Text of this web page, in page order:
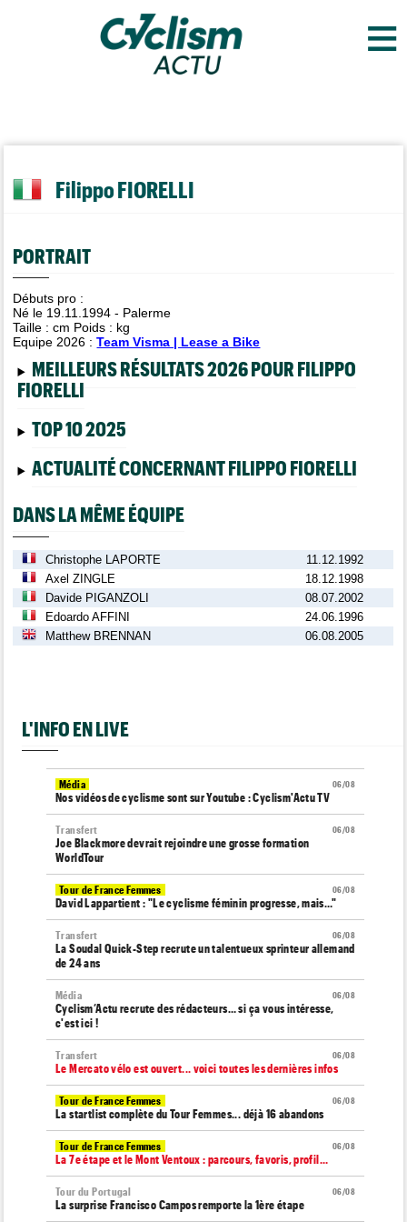
≡
Filippo FIORELLI
PORTRAIT
Débuts pro :
Né le 19.11.1994 - Palerme
Taille :cm Poids : kg
Equipe 2026 :Team Visma | Lease a Bike
MEILLEURS RÉSULTATS 2026 POUR FILIPPO
FIORELLI
TOP 10 2025
ACTUALITÉ CONCERNANT FILIPPO FIORELLI
DANS LA MÊME ÉQUIPE
Christophe LAPORTE
11.12.1992
Axel ZINGLE
18.12.1998
Davide PIGANZOLI
08.07.2002
Edoardo AFFINI
24.06.1996
Matthew BRENNAN
06.08.2005
L'INFO EN LIVE
06/08
Média
Nos vidéos de cyclisme sont sur Youtube : Cyclism'Actu TV
06/08
Transfert
Joe Blackmore devrait rejoindre une grosse formation
WorldTour
06/08
Tour de France Femmes
David Lappartient : "Le cyclisme féminin progresse, mais…"
06/08
Transfert
La Soudal Quick-Step recrute un talentueux sprinteur allemand
de 24 ans
06/08
Média
Cyclism’Actu recrute des rédacteurs… si ça vous intéresse,
c'est ici !
06/08
Transfert
Le Mercato vélo est ouvert... voici toutes les dernières infos
06/08
Tour de France Femmes
La startlist complète du Tour Femmes... déjà 16 abandons
06/08
Tour de France Femmes
La 7e étape et le Mont Ventoux : parcours, favoris, profil…
06/08
Tour du Portugal
La surprise Francisco Campos remporte la 1ère étape